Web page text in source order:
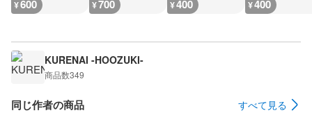
¥600 ¥700 ¥400 ¥400
KURENAI -HOOZUKI-
商品数349
同じ作者の商品 すべて見る